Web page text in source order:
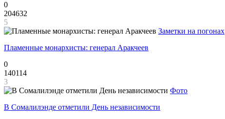
0
204632
5
Заметки на погонах
Пламенные монархисты: генерал Аракчеев
0
140114
3
Фото
В Сомалилэнде отметили День независимости